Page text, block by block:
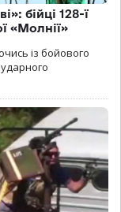
бійці 128-ї
«Молнії»
із бойового